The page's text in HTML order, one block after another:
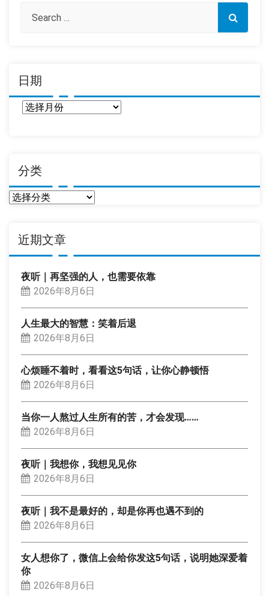
日期
分类
分
近期文章
夜听｜再坚强的人，也需要依靠
2026年8月6日
人生最大的智慧：笑着后退
2026年8月6日
心烦睡不着时，看看这5句话，让你心静顿悟
2026年8月6日
当你一人熬过人生所有的苦，才会发现……
2026年8月6日
夜听｜我想你，我想见见你
2026年8月6日
夜听｜我不是最好的，却是你再也遇不到的
2026年8月6日
女人想你了，微信上会给你发这5句话，说明她深爱着
你
2026年8月6日